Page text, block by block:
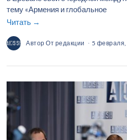
тему «Армения и глобальное
Читать →
АвторОт редакции 5 февраля,